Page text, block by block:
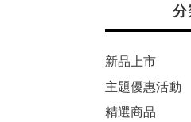
新品上市
主題優惠活動
精選商品